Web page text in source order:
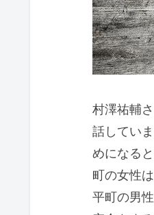
村澤祐輔
話してい
めになる
町の女性
平町の男